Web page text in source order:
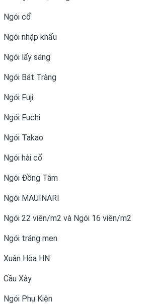
Ngói cổ
Ngói nhập khẩu
Ngói lấy sáng
Ngói Bát Tràng
Ngói Fuji
Ngói Fuchi
Ngói Takao
Ngói hài cổ
Ngói Đồng Tâm
Ngói MAUINARI
Ngói 22 viên/m2 và Ngói 16 viên/m2
Ngói tráng men
Xuân Hòa HN
Cầu Xây
Ngói Phụ Kiện